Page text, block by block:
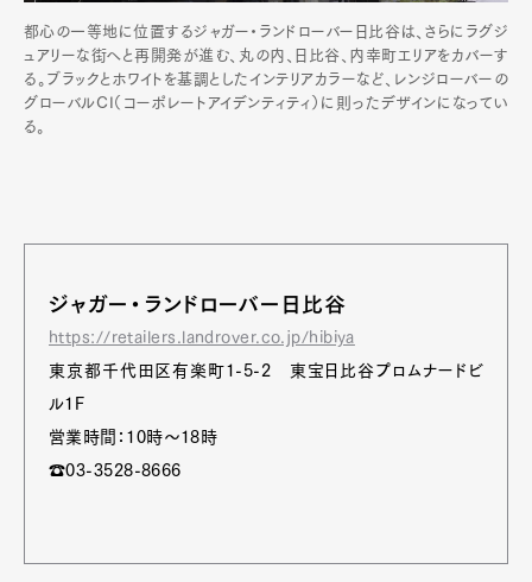
都心の一等地に位置するジャガー・ランドローバー日比谷は、さらにラグジ
ュアリーな街へと再開発が進む、丸の内、日比谷、内幸町エリアをカバーす
る。ブラックとホワイトを基調としたインテリアカラーなど、レンジローバーの
グローバルCI（コーポレートアイデンティティ）に則ったデザインになってい
る。
ジャガー・ランドローバー日比谷
https://retailers.landrover.co.jp/hibiya
東京都千代田区有楽町1-5-2 東宝日比谷プロムナードビ
ル1F
営業時間：10時〜18時
☎03-3528-8666